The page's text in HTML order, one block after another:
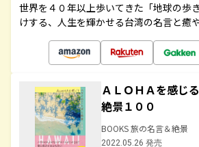
世界を４０年以上歩いてきた「地球の歩
けする、人生を輝かせる台湾の名言と癒
ＡＬＯＨＡを感じ
絶景１００
BOOKS 旅の名言＆絶景
2022.05.26 発売